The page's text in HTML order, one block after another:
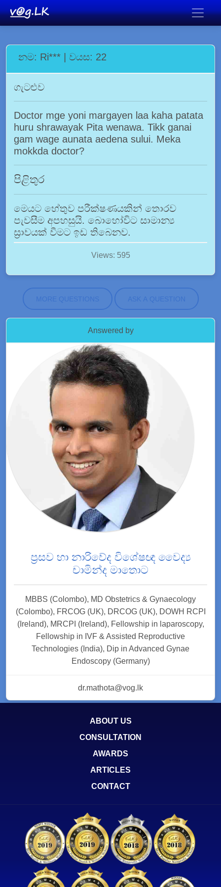
නම: Ri*** | වයස: 22
ගැටළුව
Doctor mge yoni margayen laa kaha patata
huru shrawayak Pita wenawa. Tikk ganai
gam wage aunata aedena sului. Meka
mokkda doctor?
පිළිතුර
මෙයට හේතුව පරීක්ෂණයකින් තොරව
පැවසීම අපහසුයි. බොහෝවිට සාමාන්‍ය
ස්‍රාවයක් වීමට ඉඩ තිබෙනව.
Views: 595
MORE QUESTIONS ASK A QUESTION
Answered by
ප්‍රසව හා නාරිවේද විශේෂඥ වෛද්‍ය
චාමින්ද මාතොට
MBBS (Colombo), MD Obstetrics & Gynaecology
(Colombo), FRCOG (UK), DRCOG (UK), DOWH RCPI
(Ireland), MRCPI (Ireland), Fellowship in laparoscopy,
Fellowship in IVF & Assisted Reproductive
Technologies (India), Dip in Advanced Gynae
Endoscopy (Germany)
dr.mathota@vog.lk
ABOUT US
CONSULTATION
AWARDS
ARTICLES
CONTACT